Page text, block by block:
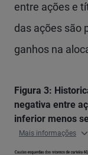
entre ações e
das ações são
ganhos na
Figura 3:
negativa entre
inferior menos
Mais informações